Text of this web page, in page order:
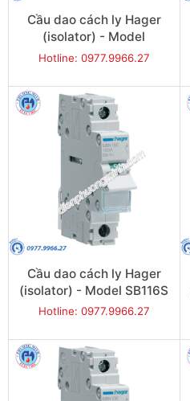
Cầu dao cách ly Hager
(isolator) - Model
SBN280
Hotline: 0977.9966.27
Cầu dao cách ly Hager
(isolator) - Model SB116S
Hotline: 0977.9966.27